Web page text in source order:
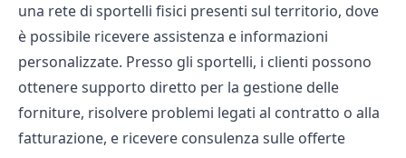
una rete di sportelli fisici presenti sul territorio, dove
è possibile ricevere assistenza e informazioni
personalizzate. Presso gli sportelli, i clienti possono
ottenere supporto diretto per la gestione delle
forniture, risolvere problemi legati al contratto o alla
fatturazione, e ricevere consulenza sulle offerte